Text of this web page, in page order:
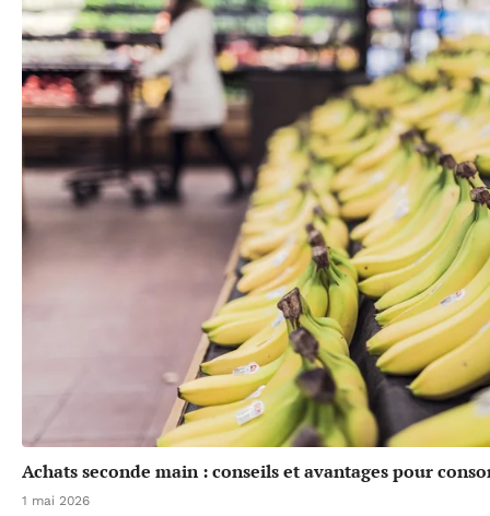
Achats seconde main : conseils et avantages pour
1 mai 2026